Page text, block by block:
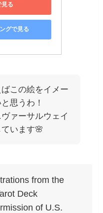
る
グで見る
この絵をイメー
思うわ！
ァーサルウェイ
います🌸
from the
Deck
of U.S.